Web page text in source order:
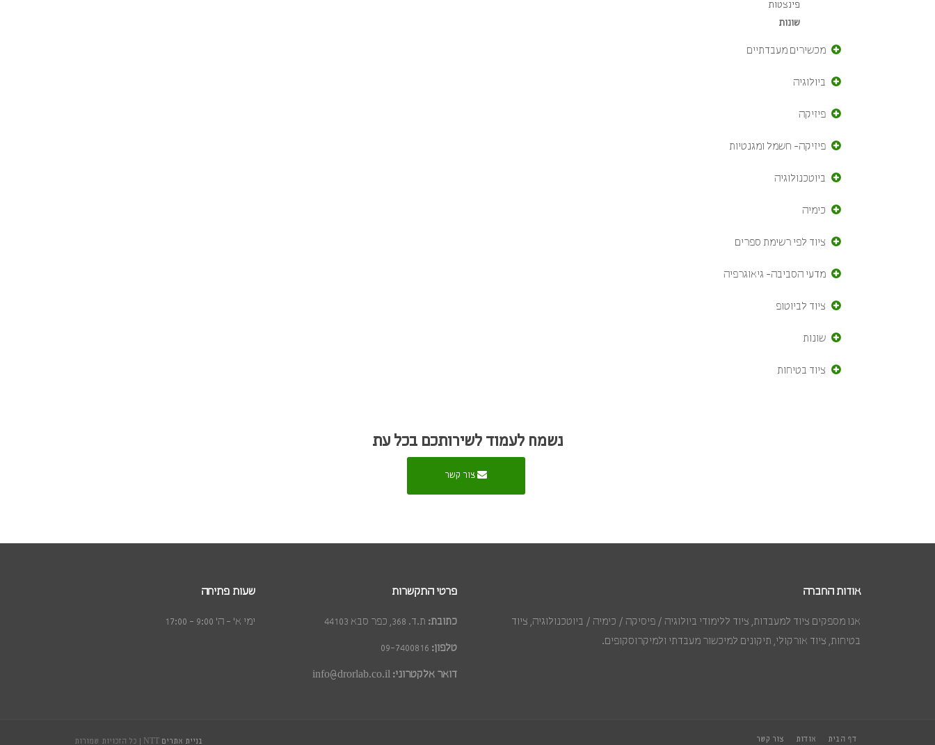
פינצטות
שונות
מכשירים מעבדתיים
ביולוגיה
פיזיקה
פיזיקה- חשמל ומגנטיות
ביוטכנולוגיה
כימיה
ציוד לפי רשימת ספרים
מדעי הסביבה- גיאוגרפיה
ציוד לביוטופ
שונות
ציוד בטיחות
נשמח לעמוד לשירותכם בכל עת
צור קשר
אודות החברה
אנו מספקים ציוד למעבדות, ציוד ללימודי ביולוגיה / פיסיקה / כימיה / ביוטכנולוגיה, ציוד
בטיחות, ציוד אורקולי, תיקונים למיכשור מעבדתי ולמיקרוסקופים.
פרטי התקשרות
כתובת: ת.ד. 368, כפר סבא 44103
טלפון: 09-7400816
דואר אלקטרוני: info@drorlab.co.il
שעות פתיחה
ימי א׳ - ה׳ 9:00 - 17:00
דף הבית אודות צור קשר בניית אתרים